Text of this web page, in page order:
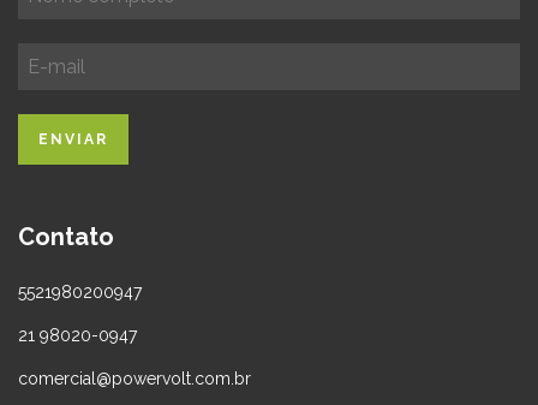
Contato
5521980200947
21 98020-0947
comercial@powervolt.com.br